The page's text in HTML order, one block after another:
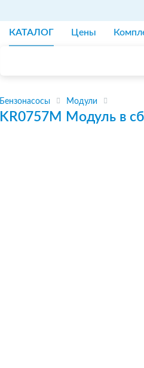
КАТАЛОГ Цены
Бензонасосы Модули
KR0757M Модуль в